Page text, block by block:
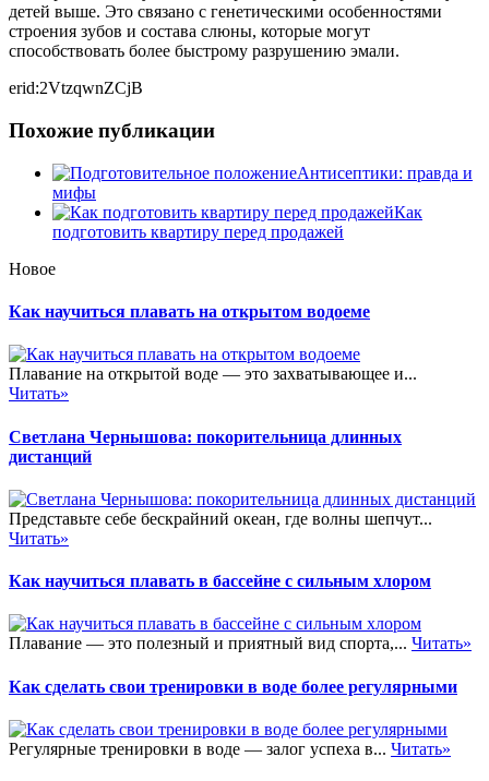
детей выше. Это связано с генетическими особенностями
строения зубов и состава слюны, которые могут
способствовать более быстрому разрушению эмали.
erid:2VtzqwnZCjB
Похожие публикации
Антисептики: правда и
мифы
Как
подготовить квартиру перед продажей
Новое
Как научиться плавать на открытом водоеме
Плавание на открытой воде — это захватывающее и...
Читать»
Светлана Чернышова: покорительница длинных
дистанций
Представьте себе бескрайний океан, где волны шепчут...
Читать»
Как научиться плавать в бассейне с сильным хлором
Плавание — это полезный и приятный вид спорта,... Читать»
Как сделать свои тренировки в воде более регулярными
Регулярные тренировки в воде — залог успеха в... Читать»